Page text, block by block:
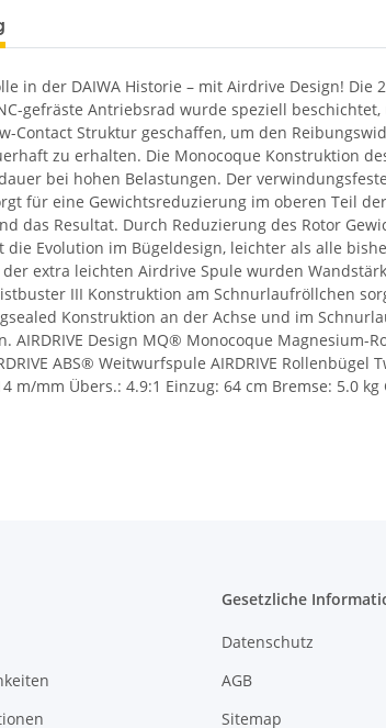
in der DAIWA Historie – mit Airdrive Design!
gefräste Antriebsrad wurde speziell
Contact Struktur geschaffen, um den
zu erhalten. Die Monocoque Konstruktion
bei hohen Belastungen. Der
für eine Gewichtsreduzierung im oberen Teil
das Resultat. Durch Reduzierung des Rotor
die Evolution im Bügeldesign, leichter als alle
der extra leichten Airdrive Spule wurden
III Konstruktion am Schnurlaufröllchen
Konstruktion an der Achse und im
AIRDRIVE Design MQ® Monocoque Magnesium-
ABS® Weitwurfspule AIRDRIVE
m/mm Übers.: 4.9:1 Einzug: 64 cm Bremse: 5.0 kg
Gesetzliche
Datenschutz
AGB
Sitemap